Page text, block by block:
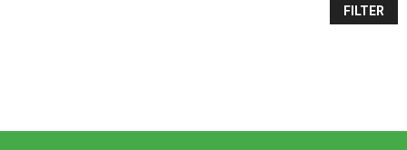
FILTER